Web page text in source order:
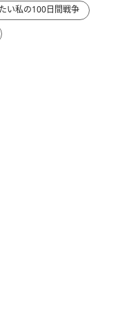
い私の100日間戦争